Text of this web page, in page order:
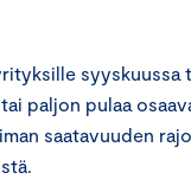
paljon pulaa
saatavuuden